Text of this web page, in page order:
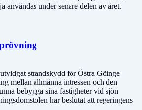
användas under senare delen av året.
strandskydd för Östra Göinge
mellan allmänna intressen och den
bebygga sina fastigheter vid sjön
har beslutat att regeringens